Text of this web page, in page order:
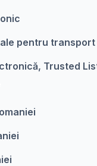
pentru
Trusted